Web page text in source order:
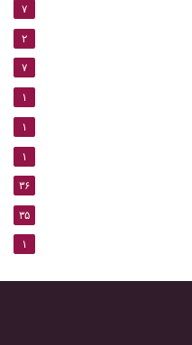
۷
۲
۷
۱
۱
۱
۳۶
۳۵
۱